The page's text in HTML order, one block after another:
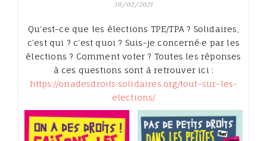
10/02/2021
Qu’est-ce que les élections TPE/TPA ? Solidaires,
c’est qui ? c’est quoi ? Suis-je concerné·e par les
élections ? Comment voter ? Toutes les réponses
à ces questions sont à retrouver ici :
https://onadesdroits.solidaires.org/tout-sur-les-
elections/